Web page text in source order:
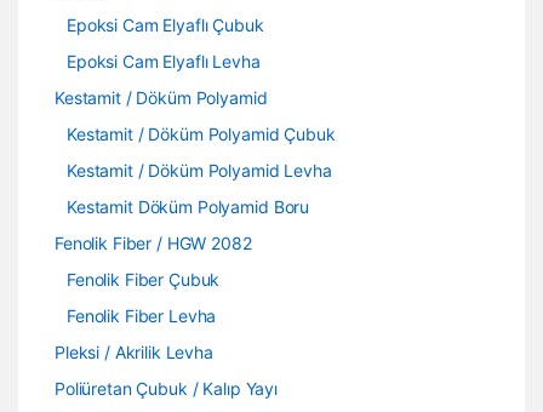
Epoksi Cam Elyaflı Çubuk
Epoksi Cam Elyaflı Levha
Kestamit / Döküm Polyamid
Kestamit / Döküm Polyamid Çubuk
Kestamit / Döküm Polyamid Levha
Kestamit Döküm Polyamid Boru
Fenolik Fiber / HGW 2082
Fenolik Fiber Çubuk
Fenolik Fiber Levha
Pleksi / Akrilik Levha
Poliüretan Çubuk / Kalıp Yayı